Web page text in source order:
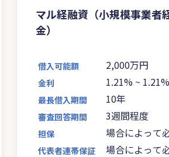
マル経融資（小規模事業者
金）
借入可能額 2,000万円
金利 1.21% ~ 1.21%
最長借入期間 10年
審査回答期間 3週間程度
担保 場合によって
代表者連帯保証 場合によって